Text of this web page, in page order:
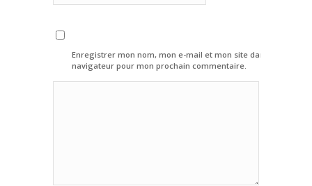
Enregistrer mon nom, mon e-mail et mon site dans le
navigateur pour mon prochain commentaire.